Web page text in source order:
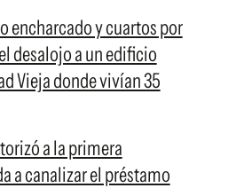
encharcado y cuartos por
desalojo a un edificio
Vieja donde vivían 35
a la primera
a canalizar el préstamo